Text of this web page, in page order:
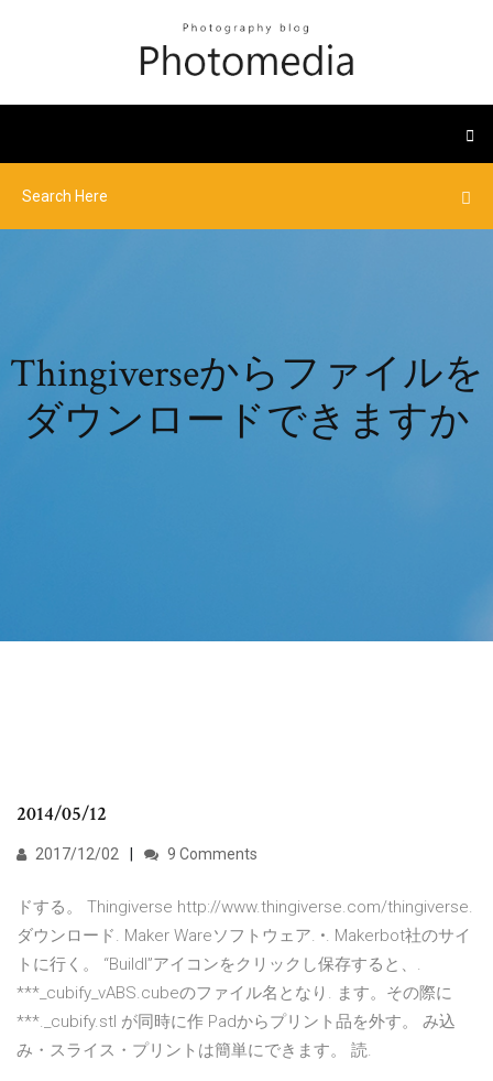
Thingiverseからファイルを
ダウンロードできますか
2014/05/12
2017/12/02 9 Comments
ドする。 Thingiverse http://www.thingiverse.com/thingiverse.
ダウンロード. Maker Wareソフトウェア. •. Makerbot社のサイ
トに行く。 “Buildl”アイコンをクリックし保存すると、.
***_cubify_vABS.cubeのファイル名となり. ます。その際に
***._cubify.stl が同時に作 Padからプリント品を外す。 み込
み・スライス・プリントは簡単にできます。 読.